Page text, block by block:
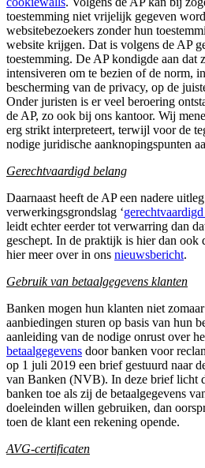
toestemming niet vrijelijk gegeven
websitebezoekers zonder hun
website krijgen. Dat is volgens de AP
toestemming. De AP kondigde aan dat
intensiveren om te bezien of de norm,
bescherming van de privacy, op de
Onder juristen is er veel beroering
de AP, zo ook bij ons kantoor. Wij
erg strikt interpreteert, terwijl voor de
nodige juridische aanknopingspunten
Gerechtvaardigd belang
Daarnaast heeft de AP een nadere
verwerkingsgrondslag ‘
leidt echter eerder tot verwarring dan
geschept. In de praktijk is hier dan ook
hier meer over in ons nieuwsbericht.
Gebruik van betaalgegevens klanten
Banken mogen hun klanten niet
aanbiedingen sturen op basis van hun
aanleiding van de nodige onrust over
betaalgegevens door banken voor
op 1 juli 2019 een brief gestuurd naar
van Banken (NVB). In deze brief licht
banken toe als zij de betaalgegevens
doeleinden willen gebruiken, dan
toen de klant een rekening opende.
AVG-certificaten